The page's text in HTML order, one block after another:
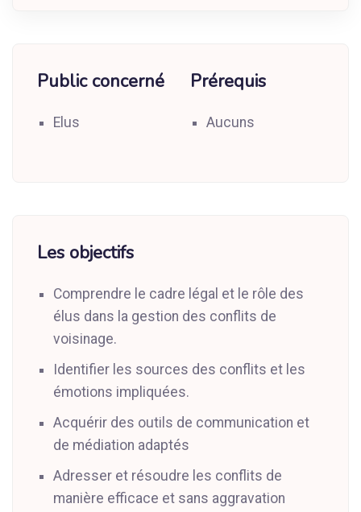
Public concerné
Elus
Prérequis
Aucuns
Les objectifs
Comprendre le cadre légal et le rôle des
élus dans la gestion des conflits de
voisinage.
Identifier les sources des conflits et les
émotions impliquées.
Acquérir des outils de communication et
de médiation adaptés
Adresser et résoudre les conflits de
manière efficace et sans aggravation